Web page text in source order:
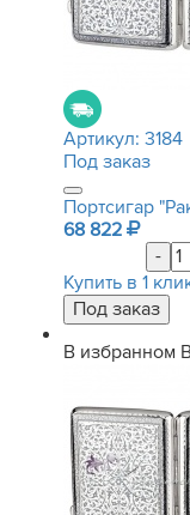
Артикул: 3184
Под заказ
Портсигар
68 822
-
Купить в 1
В избранном